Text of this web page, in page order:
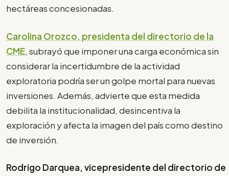
hectáreas concesionadas.
Carolina Orozco, presidenta del directorio de la
CME, subrayó que imponer una carga económica sin
considerar la incertidumbre de la actividad
exploratoria podría ser un golpe mortal para nuevas
inversiones. Además, advierte que esta medida
debilita la institucionalidad, desincentiva la
exploración y afecta la imagen del país como destino
de inversión.
Rodrigo Darquea, vicepresidente del directorio de